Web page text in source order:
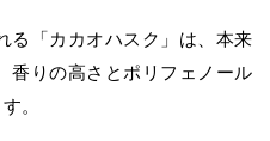
る「カカオハスク」は、本来
香りの高さとポリフェノール
。